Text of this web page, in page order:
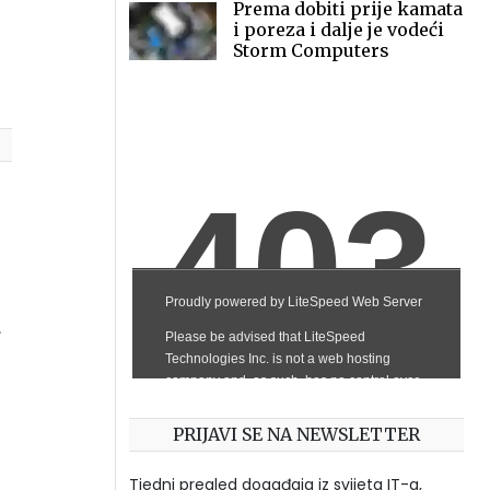
Prema dobiti prije kamata
i poreza i dalje je vodeći
Storm Computers
PRIJAVI SE NA NEWSLETTER
Tjedni pregled događaja iz svijeta IT-a,